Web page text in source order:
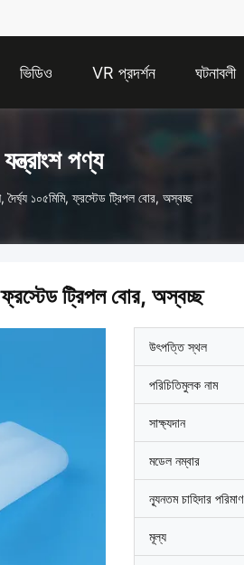
ভিডিও VR প্রদর্শন ঘটনাবলী
পণ্য
দৈর্ঘ্য ১০৫মিমি, ফ্রস্টেড ট্রিপল বোর, অস্বচ্ছ
ফ্রস্টেড ট্রিপল বোর, অস্বচ্ছ
উৎপত্তি স্থল
পরিচিতিমুলক নাম
সাক্ষ্যদান
মডেল নম্বার
ন্যূনতম চাহিদার পরিমাণ
মূল্য